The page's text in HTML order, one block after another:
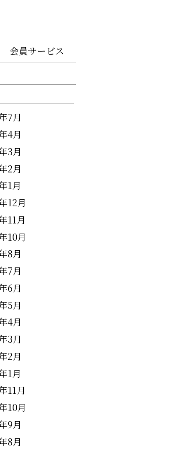
会員サービス
7月
4月
3月
2月
1月
12月
11月
10月
8月
7月
6月
5月
4月
3月
2月
1月
11月
10月
9月
8月